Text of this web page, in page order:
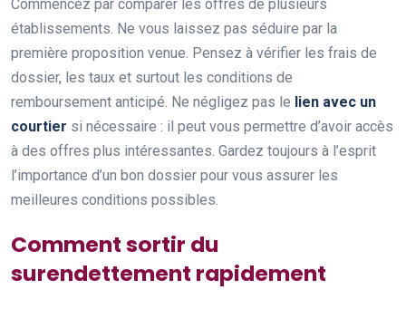
Commencez par comparer les offres de plusieurs
établissements. Ne vous laissez pas séduire par la
première proposition venue. Pensez à vérifier les frais de
dossier, les taux et surtout les conditions de
remboursement anticipé. Ne négligez pas le lien avec un
courtier si nécessaire : il peut vous permettre d’avoir accès
à des offres plus intéressantes. Gardez toujours à l’esprit
l’importance d’un bon dossier pour vous assurer les
meilleures conditions possibles.
Comment sortir du
surendettement rapidement